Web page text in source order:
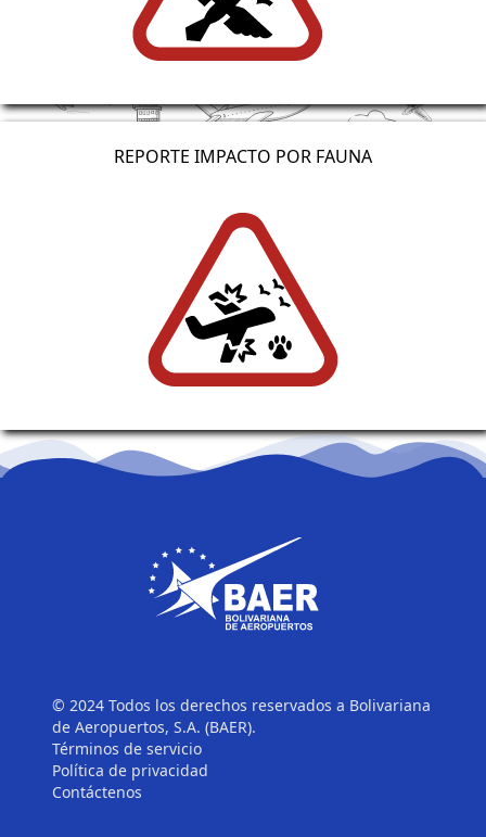
REPORTE IMPACTO POR FAUNA
© 2024 Todos los derechos reservados a Bolivariana
de Aeropuertos, S.A. (BAER).
Términos de servicio
Política de privacidad
Contáctenos